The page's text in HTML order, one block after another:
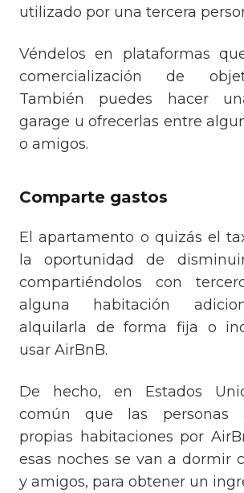
utilizado por una tercera
Véndelos en plataformas
comercialización de
También puedes hacer
garage u ofrecerlas entre
o amigos.
Comparte gastos
El apartamento o quizás el
la oportunidad de
compartiéndolos con
alguna habitación
alquilarla de forma fija o
usar AirBnB.
De hecho, en Estados
común que las personas
propias habitaciones por
esas noches se van a dormir
y amigos, para obtener un